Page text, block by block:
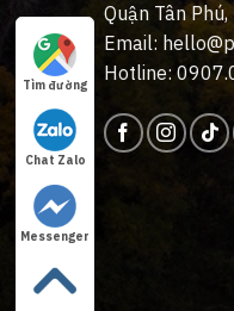
Quận Tân
Email:
Hotline:
Tìm đường
Chat Zalo
Messenger